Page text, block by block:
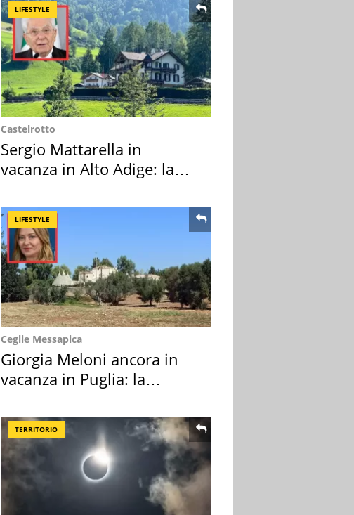
LIFESTYLE
Castelrotto
Sergio Mattarella in
vacanza in Alto Adige: la
LIFESTYLE
Ceglie Messapica
Giorgia Meloni ancora in
vacanza in Puglia: la
TERRITORIO